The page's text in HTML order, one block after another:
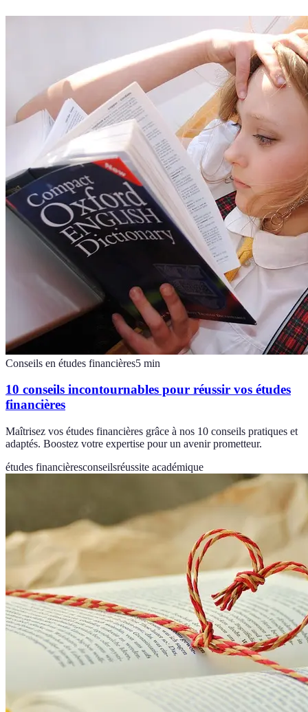
Conseils en études financières5 min
10 conseils incontournables pour réussir vos études
financières
Maîtrisez vos études financières grâce à nos 10 conseils pratiques et
adaptés. Boostez votre expertise pour un avenir prometteur.
études financièresconseilsréussite académique